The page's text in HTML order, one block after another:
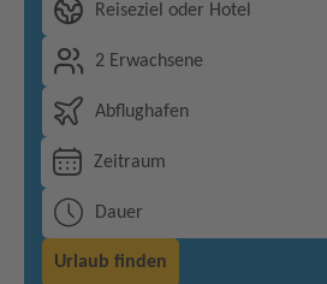
Reiseziel oder Hotel
2 Erwachsene
Abflughafen
Zeitraum
Dauer
Urlaub finden